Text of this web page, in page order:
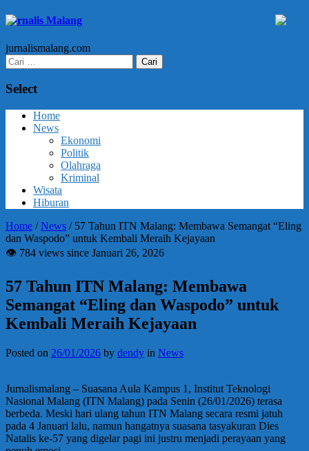
Jurnalis Malang
jurnalismalang.com
Cari
untuk:
Select
Home
News
Ekonomi
Politik
Olahraga
Kriminal
Wisata
Hiburan
Home /News / 57 Tahun ITN Malang: Membawa Semangat “Eling
dan Waspodo” untuk Kembali Meraih Kejayaan
👁 784 views since Januari 26, 2026
57 Tahun ITN Malang: Membawa
Semangat “Eling dan Waspodo” untuk
Kembali Meraih Kejayaan
Posted on 26/01/2026 by dendy in News
Jurnalismalang – Suasana Aula Kampus 1, Institut Teknologi
Nasional Malang (ITN Malang) pada Senin (26/01/2026) terasa
berbeda. Meski hari ulang tahun ITN Malang secara resmi jatuh
pada 4 Januari lalu, namun hangatnya suasana tasyakuran Dies
Natalis ke-57 yang digelar pagi ini justru menjadi perayaan yang